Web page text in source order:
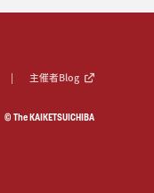
主催者Blog
© The KAIKETSUICHIBA